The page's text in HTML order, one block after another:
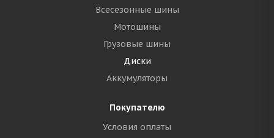
Всесезонные шины
Мотошины
Грузовые шины
Диски
Аккумуляторы
Покупателю
Условия оплаты